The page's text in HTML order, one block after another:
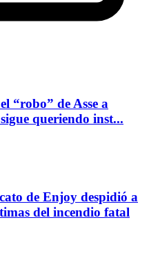
“robo” de Asse a
queriendo inst...
de Enjoy despidió a
del incendio fatal